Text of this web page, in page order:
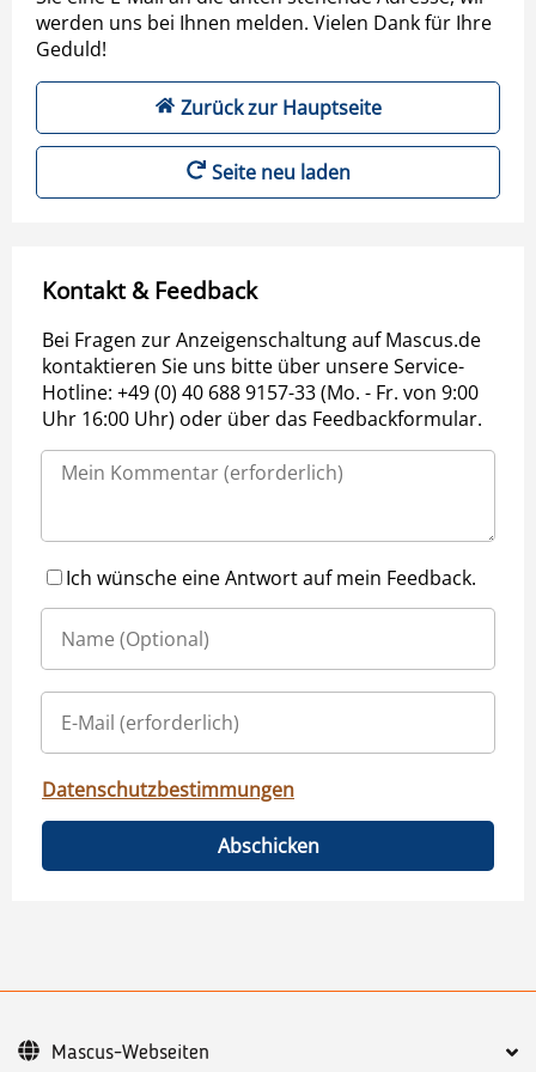
werden uns bei Ihnen melden. Vielen Dank für Ihre
Geduld!
Zurück zur Hauptseite
Seite neu laden
Kontakt & Feedback
Bei Fragen zur Anzeigenschaltung auf Mascus.de
kontaktieren Sie uns bitte über unsere Service-
Hotline: +49 (0) 40 688 9157-33 (Mo. - Fr. von 9:00
Uhr 16:00 Uhr) oder über das Feedbackformular.
Ich wünsche eine Antwort auf mein Feedback.
Datenschutzbestimmungen
Abschicken
Mascus-Webseiten